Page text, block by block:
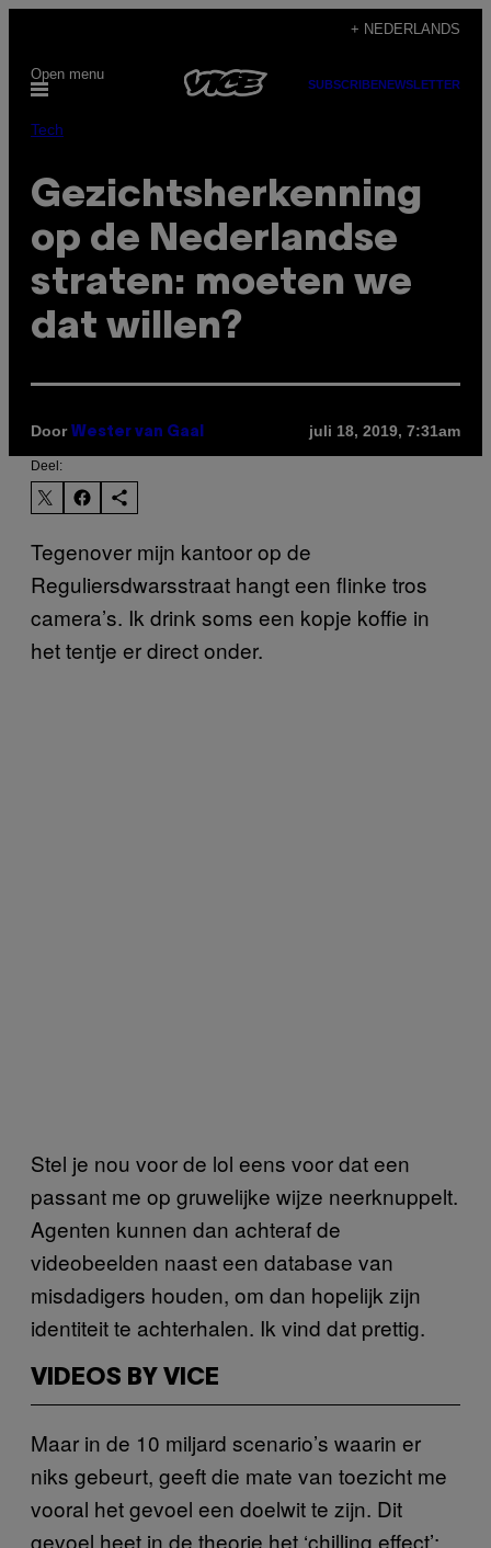
de
inhoud
+ NEDERLANDS
Open menu
SUBSCRIBENEWSLETTER
Tech
Gezichtsherkenning
op de Nederlandse
straten: moeten we
dat willen?
Door Wester van Gaal juli 18, 2019, 7:31am
Deel:
Tegenover mijn kantoor op de
Reguliersdwarsstraat hangt een flinke tros
camera’s. Ik drink soms een kopje koffie in
het tentje er direct onder.
Stel je nou voor de lol eens voor dat een
passant me op gruwelijke wijze neerknuppelt.
Agenten kunnen dan achteraf de
videobeelden naast een database van
misdadigers houden, om dan hopelijk zijn
identiteit te achterhalen. Ik vind dat prettig.
VIDEOS BY VICE
Maar in de 10 miljard scenario’s waarin er
niks gebeurt, geeft die mate van toezicht me
vooral het gevoel een doelwit te zijn. Dit
gevoel heet in de theorie het ‘chilling effect’: